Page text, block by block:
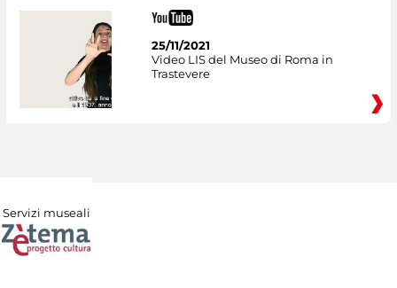
25/11/2021
Video LIS del Museo di Roma in
Trastevere
Servizi museali